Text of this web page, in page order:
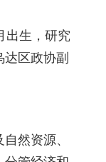
出生，研究
区政协副
然资源、